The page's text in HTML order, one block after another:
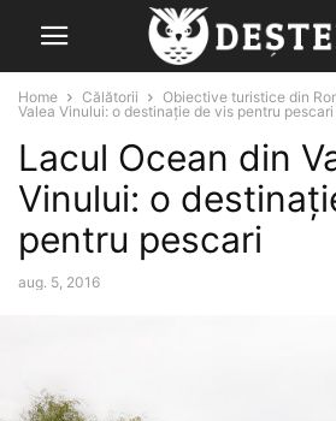
Home Călătorii Obiective turistice din
Valea Vinului: o destinație de vis pentru pescari
Lacul Ocean din
Vinului: o
pentru pescari
aug. 5, 2016